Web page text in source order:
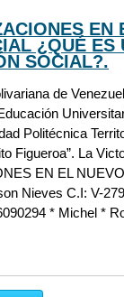
EN
¿QUÉ ES
SOCIAL?.
de
Politécnica
Figueroa”. La
EN EL
Nieves C.I: V-
* Michel *